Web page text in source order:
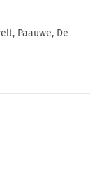
Paauwe, De